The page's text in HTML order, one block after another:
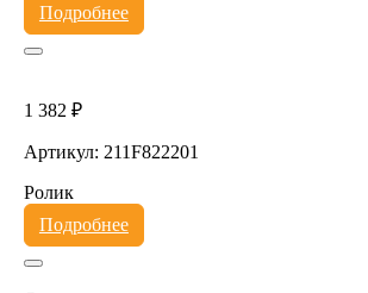
Подробнее
1 382 ₽
Артикул: 211F822201
Ролик
Подробнее